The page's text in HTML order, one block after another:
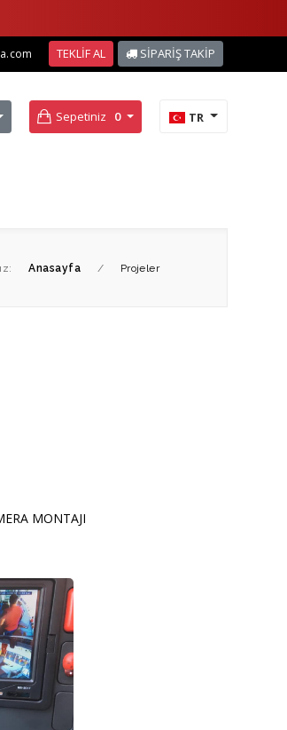
TEKLİF AL SİPARİŞ TAKİP
Sepetiniz 0 TR
Anasayfa / Projeler
MONTAJI